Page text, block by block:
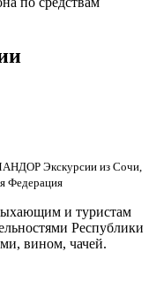
Экскурсии из Сочи,
Федерация
и туристам
Республики
вином, чачей.